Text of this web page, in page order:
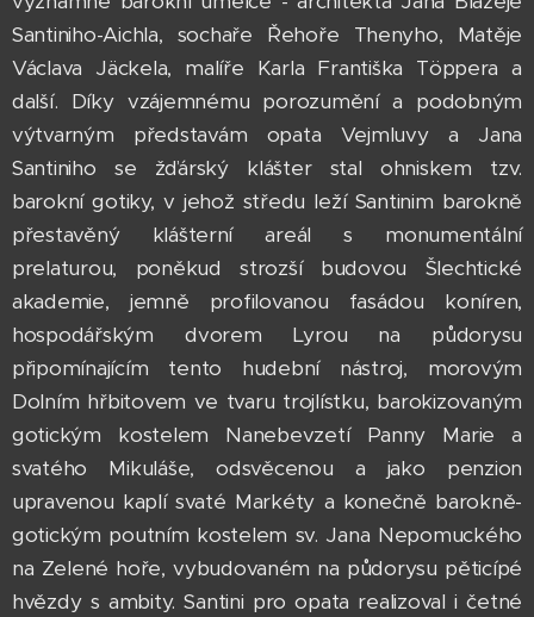
Santiniho-Aichla, sochaře Řehoře Thenyho, Matěje
Václava Jäckela, malíře Karla Františka Töppera a
další. Díky vzájemnému porozumění a podobným
výtvarným představám opata Vejmluvy a Jana
Santiniho se žďárský klášter stal ohniskem tzv.
barokní gotiky, v jehož středu leží Santinim barokně
přestavěný klášterní areál s monumentální
prelaturou, poněkud strozší budovou Šlechtické
akademie, jemně profilovanou fasádou koníren,
hospodářským dvorem Lyrou na půdorysu
připomínajícím tento hudební nástroj, morovým
Dolním hřbitovem ve tvaru trojlístku, barokizovaným
gotickým kostelem Nanebevzetí Panny Marie a
svatého Mikuláše, odsvěcenou a jako penzion
upravenou kaplí svaté Markéty a konečně barokně-
gotickým poutním kostelem sv. Jana Nepomuckého
na Zelené hoře, vybudovaném na půdorysu pěticípé
hvězdy s ambity. Santini pro opata realizoval i četné